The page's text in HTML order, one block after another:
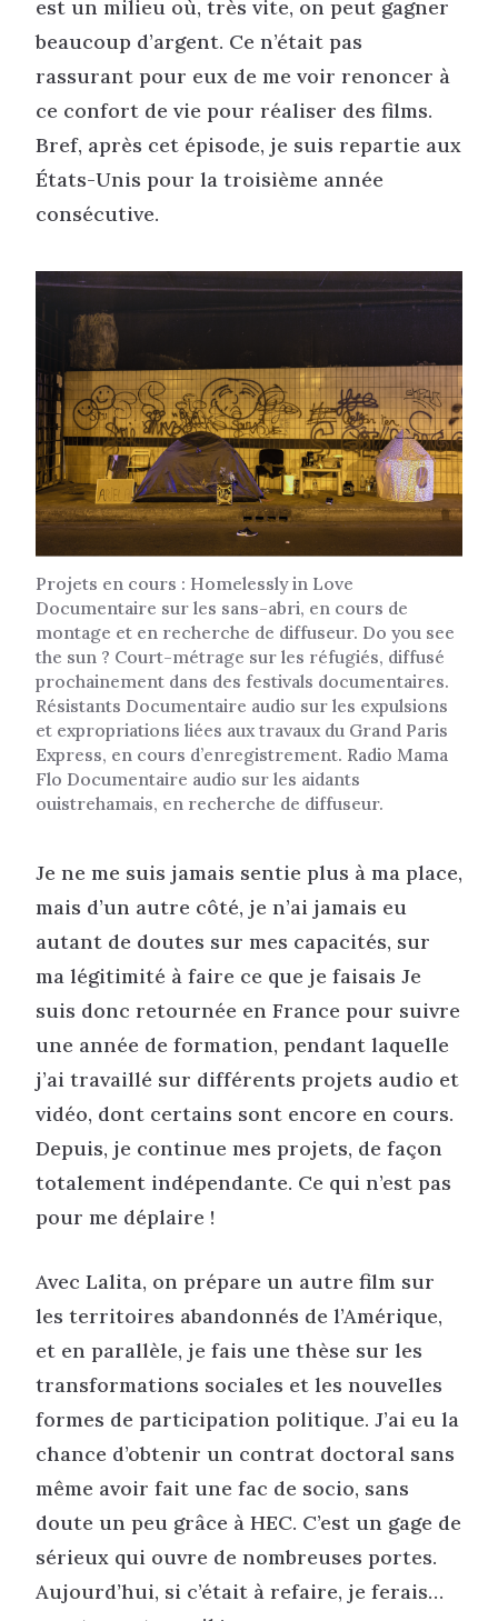
est un milieu où, très vite, on peut gagner
beaucoup d’argent. Ce n’était pas
rassurant pour eux de me voir renoncer à
ce confort de vie pour réaliser des films.
Bref, après cet épisode, je suis repartie aux
États-Unis pour la troisième année
consécutive.
Projets en cours : Homelessly in Love
Documentaire sur les sans-abri, en cours de
montage et en recherche de diffuseur. Do you see
the sun ? Court-métrage sur les réfugiés, diffusé
prochainement dans des festivals documentaires.
Résistants Documentaire audio sur les expulsions
et expropriations liées aux travaux du Grand Paris
Express, en cours d’enregistrement. Radio Mama
Flo Documentaire audio sur les aidants
ouistrehamais, en recherche de diffuseur.
Je ne me suis jamais sentie plus à ma place,
mais d’un autre côté, je n’ai jamais eu
autant de doutes sur mes capacités, sur
ma légitimité à faire ce que je faisais Je
suis donc retournée en France pour suivre
une année de formation, pendant laquelle
j’ai travaillé sur différents projets audio et
vidéo, dont certains sont encore en cours.
Depuis, je continue mes projets, de façon
totalement indépendante. Ce qui n’est pas
pour me déplaire !
Avec Lalita, on prépare un autre film sur
les territoires abandonnés de l’Amérique,
et en parallèle, je fais une thèse sur les
transformations sociales et les nouvelles
formes de participation politique. J’ai eu la
chance d’obtenir un contrat doctoral sans
même avoir fait une fac de socio, sans
doute un peu grâce à HEC. C’est un gage de
sérieux qui ouvre de nombreuses portes.
Aujourd’hui, si c’était à refaire, je ferais…